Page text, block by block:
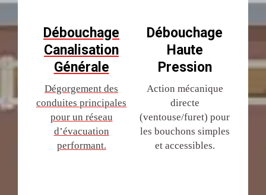
Débouchage
Canalisation
Générale
Dégorgement des
conduites principales
pour un réseau
d’évacuation
performant.
Débouchage
Haute
Pression
Action mécanique
directe
(ventouse/furet) pour
les bouchons simples
et accessibles.